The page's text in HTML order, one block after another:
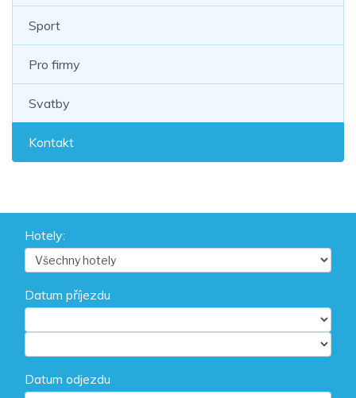
Sport
Pro firmy
Svatby
Kontakt
Hotely:
Datum příjezdu
Datum odjezdu